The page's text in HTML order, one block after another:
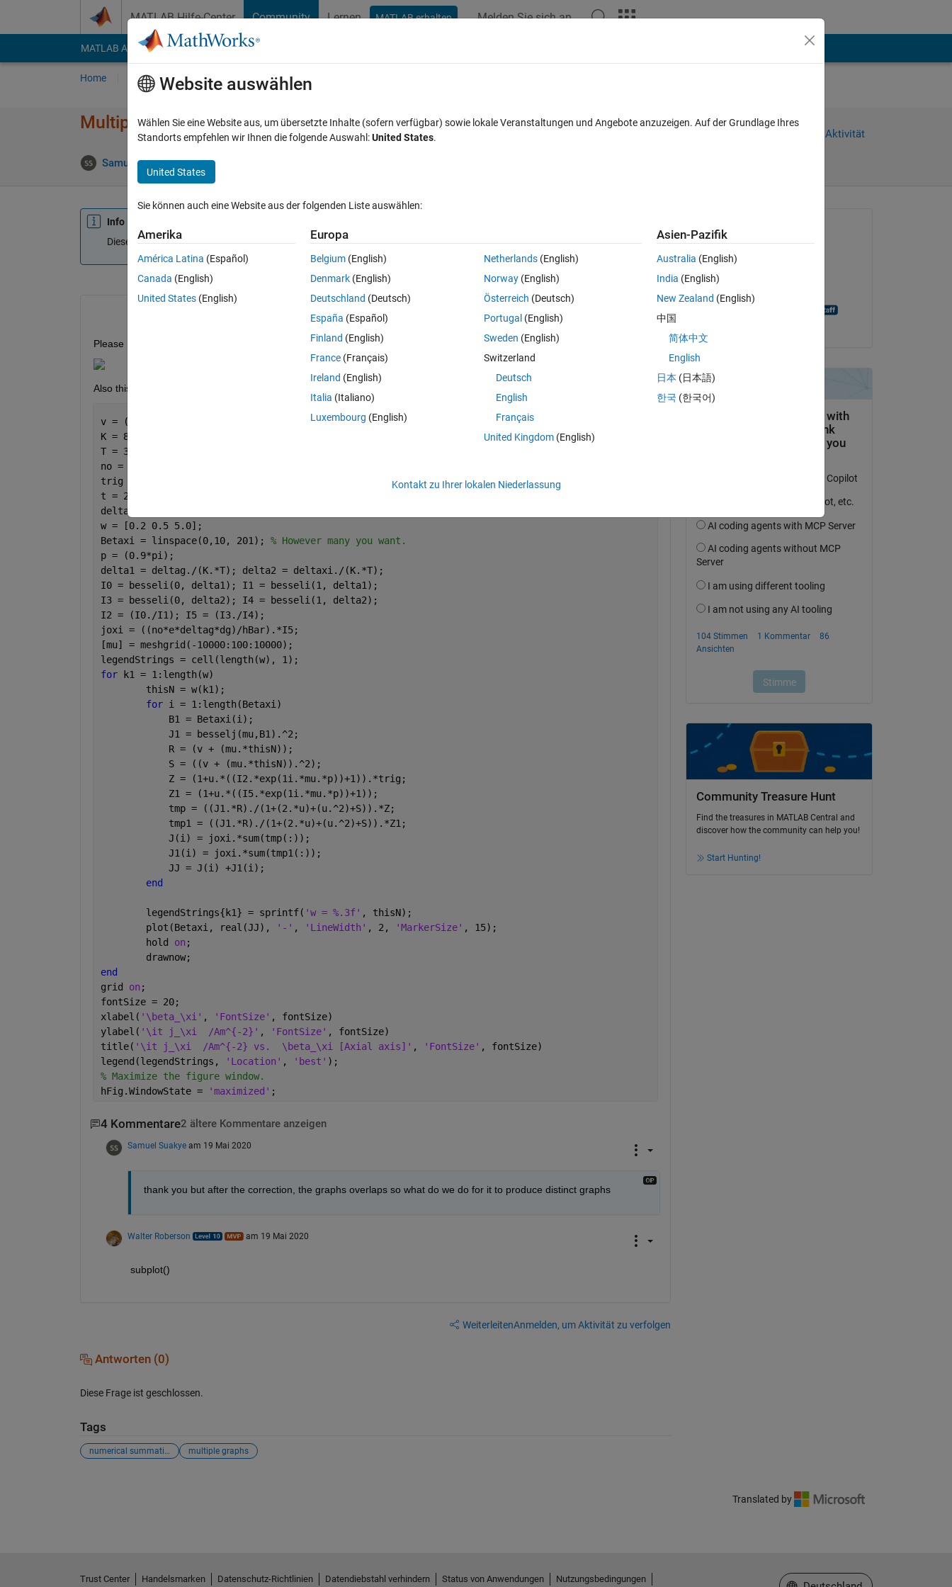
MATLAB Hilfe-Center Community Lernen MATLAB erhalten Melden Sie sich an
MATLAB Answers File Exchange Cody
Home Fragen Antworten Durchsuchen
Multiple Graphs not showing
Samuel Suakye 19 Mai 2020
Anmelden, um Aktivität
Info
Diese Frage ist geschlossen. Öffnen Sie sie erneut, um sie zu bearbeiten oder zu beantworten.
Ältere Kommentare anzeigen
In MATLAB Online öffnen
Please I am ploting this equation numerically but the graphs are not showing. Below is the equation
Also this is what I did (see below)
v = (0.01*2.0e-12)   ;u = 0.036;
K = 8.617e-5;
T = 300;    hBar = 1;
no = 10e16;  dg = 1;
trig = (sin(4))^2;
t = 2.0e-12; e = 1.0;
deltag = 0.0156; deltaxi =0.0204;
w = [0.2 0.5 5.0];
Betaxi = linspace(0,10, 201); % However many you want.
p = (0.9*pi);
delta1 = deltag./(K.*T); delta2 = deltaxi./(K.*T);
I0 = besseli(0, delta1); I1 = besseli(1, delta1);
I3 = besseli(0, delta2); I4 = besseli(1, delta2);
I2 = (I0./I1); I5 = (I3./I4);
joxi = ((no*e*deltag*dg)/hBar).*I5;
[mu] = meshgrid(-10000:100:10000);
legendStrings = cell(length(w), 1);
for
k1 = 1:length(w)
	thisN = w(k1);
for i = 1:length(Betaxi)
            B1 = Betaxi(i);
            J1 = besselj(mu,B1).^2;
            R = (v + (mu.*thisN));
            S = ((v + (mu.*thisN)).^2);
            Z = (1+u.*((I2.*exp(1i.*mu.*p))+1)).*trig;
            Z1 = (1+u.*((I5.*exp(1i.*mu.*p))+1));
            tmp = ((J1.*R)./(1+(2.*u)+(u.^2)+S)).*Z;
            tmp1 = ((J1.*R)./(1+(2.*u)+(u.^2)+S)).*Z1;
            J(i) = joxi.*sum(tmp(:));
            J1(i) = joxi.*sum(tmp1(:));
            JJ = J(i) +J1(i);
end
	legendStrings{k1} = sprintf(
'w = %.3f' , thisN);
	plot(Betaxi, real(JJ),
'-' , 'LineWidth' , 2, 'MarkerSize' , 15);
	hold
on ;
	drawnow;
end
grid on ;
fontSize = 20;
xlabel( '\beta_\xi' , 'FontSize' , fontSize)
ylabel( '\it j_\xi  /Am^{-2}' , 'FontSize' , fontSize)
title( '\it j_\xi  /Am^{-2} vs.  \beta_\xi [Axial axis]' , 'FontSize' , fontSize)
legend(legendStrings,
'Location' , 'best' );
% Maximize the figure window.
hFig.WindowState =
'maximized' ;
4 Kommentare2 ältere Kommentare anzeigen
Samuel Suakye am 19 Mai 2020
thank you but after the correction, the graphs overlaps so what do we do for it to produce distinct graphs
Walter Roberson am 19 Mai 2020
subplot()
WeiterleitenAnmelden, um Aktivität zu verfolgen
Antworten (0)
Diese Frage ist geschlossen.
Tags
numerical summation multiple graphs
Gefragt:
am 19 Mai 2020
Geschlossen:
Community Treasure Hunt
Find the treasures in MATLAB Central and
discover how the community can help you!
Start Hunting!
Translated by
Website auswählen
Wählen Sie eine Website aus, um übersetzte Inhalte (sofern verfügbar) sowie lokale Veranstaltungen und Angebote anzuzeigen. Auf der Grundlage Ihres
Standorts empfehlen wir Ihnen die folgende Auswahl:United States.
United States
Sie können auch eine Website aus der folgenden Liste auswählen:
Amerika
América Latina (Español)
Canada (English)
United States (English)
Europa
Belgium (English)
Denmark (English)
Deutschland (Deutsch)
España (Español)
Finland (English)
France (Français)
Ireland (English)
Italia (Italiano)
Luxembourg (English)
Netherlands(English)
Norway(English)
Österreich (Deutsch)
Portugal (English)
Sweden (English)
Switzerland
Deutsch
English
Français
United Kingdom(English)
Asien-Pazifik
Australia (English)
India (English)
New Zealand (English)
中国
简体中文
English
日本 (日本語)
한국 (한국어)
Kontakt zu Ihrer lokalen Niederlassung
Trust Center Handelsmarken Datenschutz-Richtlinien Datendiebstahl verhindern Status von Anwendungen
Nutzungsbedingungen